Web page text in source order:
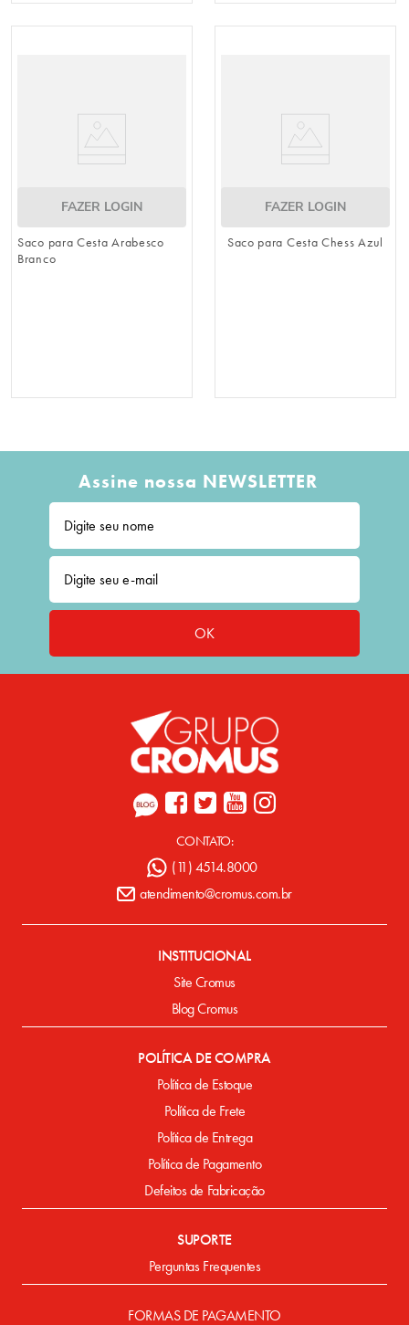
FAZER LOGIN
Saco para Cesta Arabesco
Branco
FAZER LOGIN
Saco para Cesta Chess Azul
Assine nossa NEWSLETTER
OK
CONTATO:
(11) 4514.8000
atendimento@cromus.com.br
INSTITUCIONAL
Site Cromus
Blog Cromus
POLÍTICA DE COMPRA
Política de Estoque
Política de Frete
Política de Entrega
Política de Pagamento
Defeitos de Fabricação
SUPORTE
Perguntas Frequentes
FORMAS DE PAGAMENTO